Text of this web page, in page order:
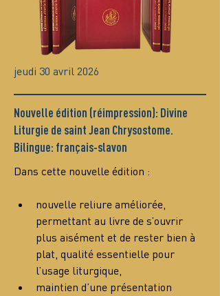
jeudi 30 avril 2026
Nouvelle édition (réimpression): Divine
Liturgie de saint Jean Chrysostome.
Bilingue: français-slavon
Dans cette nouvelle édition :
nouvelle reliure améliorée,
permettant au livre de s’ouvrir
plus aisément et de rester bien à
plat, qualité essentielle pour
l’usage liturgique,
maintien d’une présentation